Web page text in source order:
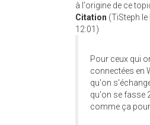
à l'origine de ce
Citation (TiSteph
12:01)
Pour ceux qui
connectées en
qu'on
qu'on se fasse
comme ça